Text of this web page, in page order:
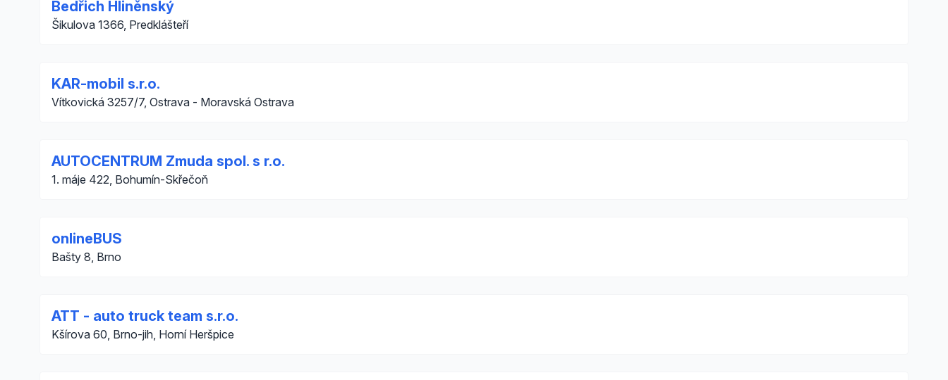
Bedřich Hliněnský
Šikulova 1366, Predklášteří
KAR-mobil s.r.o.
Vítkovická 3257/7, Ostrava - Moravská Ostrava
AUTOCENTRUM Zmuda spol. s r.o.
1. máje 422, Bohumín-Skřečoň
onlineBUS
Bašty 8, Brno
ATT - auto truck team s.r.o.
Kšírova 60, Brno-jih, Horní Heršpice